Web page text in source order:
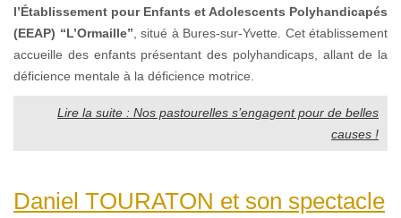
l’Établissement pour Enfants et Adolescents Polyhandicapés
(EEAP) “L’Ormaille” , situé à Bures-sur-Yvette. Cet établissement
accueille des enfants présentant des polyhandicaps, allant de la
déficience mentale à la déficience motrice.
Lire la suite : Nos pastourelles s’engagent pour de belles
causes !
Daniel TOURATON et son spectacle